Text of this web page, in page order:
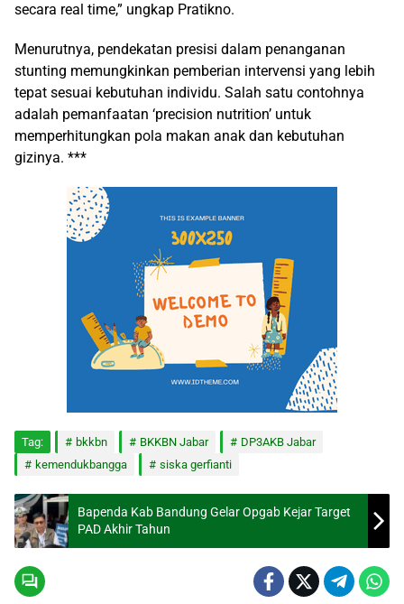
secara real time,” ungkap Pratikno.
Menurutnya, pendekatan presisi dalam penanganan
stunting memungkinkan pemberian intervensi yang lebih
tepat sesuai kebutuhan individu. Salah satu contohnya
adalah pemanfaatan ‘precision nutrition’ untuk
memperhitungkan pola makan anak dan kebutuhan
gizinya. ***
Tag: bkkbn BKKBN Jabar
DP3AKB Jabar
kemendukbangga
siska gerfianti
Bapenda Kab Bandung Gelar Opgab Kejar Target
PAD Akhir Tahun